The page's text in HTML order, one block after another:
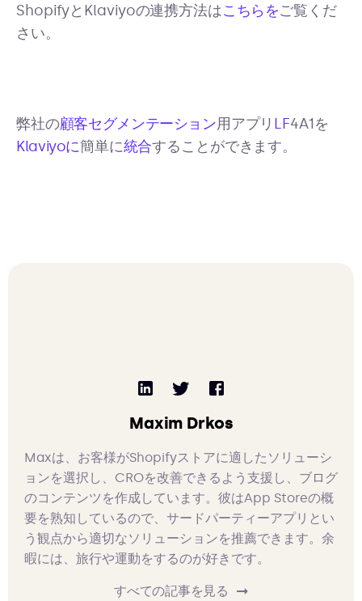
ShopifyとKlaviyoの連携方法はこちらをご覧くだ
さい。
弊社の顧客セグメンテーション用アプリ LF4A1を
Klaviyoに簡単に統合することができます。
Maxim Drkos
Maxは、お客様がShopifyストアに適したソリューシ
ョンを選択し、CROを改善できるよう支援し、ブログ
のコンテンツを作成しています。彼はApp Storeの概
要を熟知しているので、サードパーティーアプリとい
う観点から適切なソリューションを推薦できます。余
暇には、旅行や運動をするのが好きです。
すべての記事を見る